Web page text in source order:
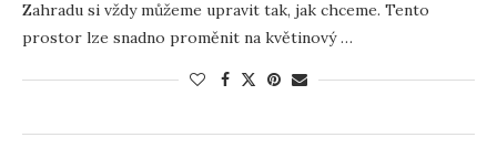
Zahradu si vždy můžeme upravit tak, jak chceme. Tento
prostor lze snadno proměnit na květinový …